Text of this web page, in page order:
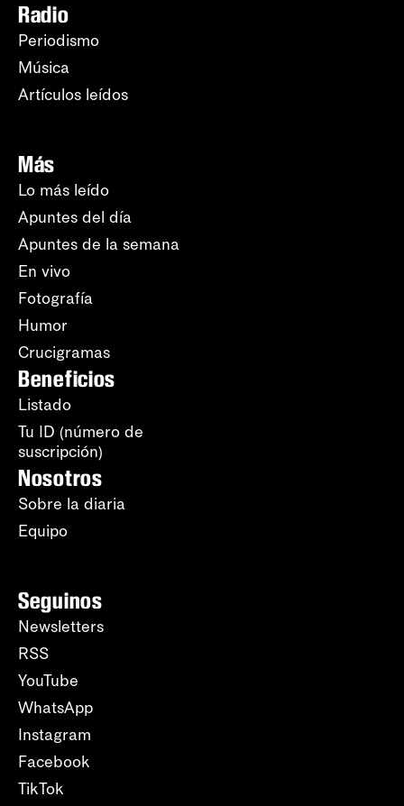
Radio
Periodismo
Música
Artículos leídos
Más
Lo más leído
Apuntes del día
Apuntes de la semana
En vivo
Fotografía
Humor
Crucigramas
Beneficios
Listado
Tu ID (número de
suscripción)
Nosotros
Sobre la diaria
Equipo
Seguinos
Newsletters
RSS
YouTube
WhatsApp
Instagram
Facebook
TikTok